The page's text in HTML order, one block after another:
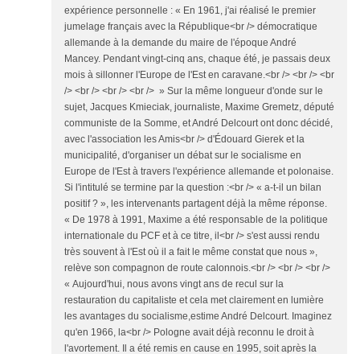
expérience personnelle : « En 1961, j'ai réalisé le premier
jumelage français avec la République<br /> démocratique
allemande à la demande du maire de l'époque André
Mancey. Pendant vingt-cinq ans, chaque été, je passais deux
mois à sillonner l'Europe de l'Est en caravane.<br /> <br /> <br
/> <br /> <br /> <br /> » Sur la même longueur d'onde sur le
sujet, Jacques Kmieciak, journaliste, Maxime Gremetz, député
communiste de la Somme, et André Delcourt ont donc décidé,
avec l'association les Amis<br /> d'Édouard Gierek et la
municipalité, d'organiser un débat sur le socialisme en
Europe de l'Est à travers l'expérience allemande et polonaise.
Si l'intitulé se termine par la question :<br /> « a-t-il un bilan
positif ? », les intervenants partagent déjà la même réponse.
« De 1978 à 1991, Maxime a été responsable de la politique
internationale du PCF et à ce titre, il<br /> s'est aussi rendu
très souvent à l'Est où il a fait le même constat que nous »,
relève son compagnon de route calonnois.<br /> <br /> <br />
« Aujourd'hui, nous avons vingt ans de recul sur la
restauration du capitaliste et cela met clairement en lumière
les avantages du socialisme,estime André Delcourt. Imaginez
qu'en 1966, la<br /> Pologne avait déjà reconnu le droit à
l'avortement. Il a été remis en cause en 1995, soit après la